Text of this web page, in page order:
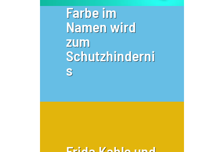
Farbe im
Namen wird
zum
Schutzhinderni
s